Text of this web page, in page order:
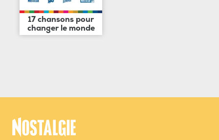
17 chansons pour
changer le monde